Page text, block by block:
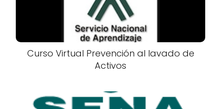
Curso Virtual Prevención al lavado de
Activos